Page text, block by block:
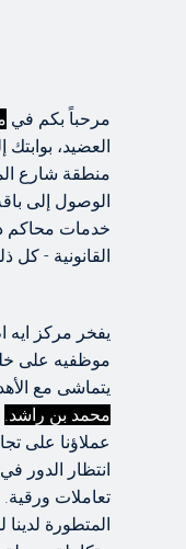
مرحباً بكم في
العضيد، بوابتك
منطقة شارع
الوصول إلى باقة
خدمات محاكم
القانونية - كل
يفخر مركز ايه ام
موظفيه على خلق
يتماشى مع
محمد بن راشد. إن
عملاؤنا على
انتظار الدور في
تعاملات ورقية.
المتطورة لدينا
سواء كان الأمر
تجارية ، او